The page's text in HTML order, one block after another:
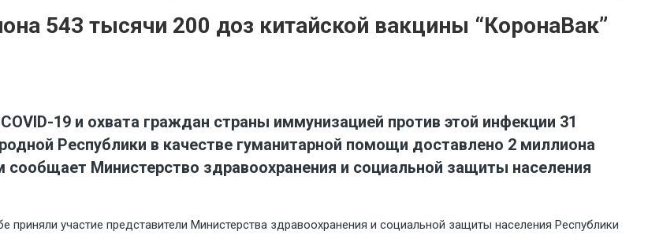
543 тысячи 200 доз китайской вакцины “КоронаВак”
19 и охвата граждан страны иммунизацией против этой инфекции 31
Республики в качестве гуманитарной помощи доставлено 2 миллиона
Министерство здравоохранения и социальной защиты населения
участие представители Министерства здравоохранения и социальной защиты населения Республики